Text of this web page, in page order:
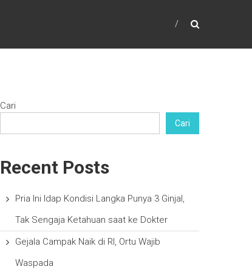
Cari
Cari
Recent Posts
Pria Ini Idap Kondisi Langka Punya 3 Ginjal,
Tak Sengaja Ketahuan saat ke Dokter
Gejala Campak Naik di RI, Ortu Wajib
Waspada